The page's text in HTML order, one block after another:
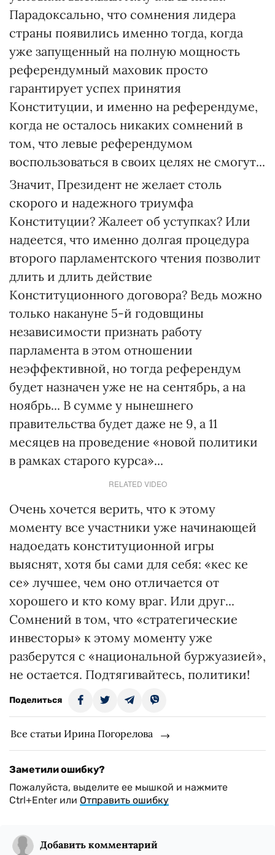
Парадоксально, что сомнения лидера
страны появились именно тогда, когда
уже запущенный на полную мощность
референдумный маховик просто
гарантирует успех принятия
Конституции, и именно на референдуме,
когда не осталось никаких сомнений в
том, что левые референдумом
воспользоваться в своих целях не смогут...
Значит, Президент не желает столь
скорого и надежного триумфа
Конституции? Жалеет об уступках? Или
надеется, что именно долгая процедура
второго парламентского чтения позволит
длить и длить действие
Конституционного договора? Ведь можно
только накануне 5-й годовщины
независимости признать работу
парламента в этом отношении
неэффективной, но тогда референдум
будет назначен уже не на сентябрь, а на
ноябрь... В сумме у нынешнего
правительства будет даже не 9, а 11
месяцев на проведение «новой политики
в рамках старого курса»...
RELATED VIDEO
Очень хочется верить, что к этому
моменту все участники уже начинающей
надоедать конституционной игры
выяснят, хотя бы сами для себя: «кес ке
се» лучшее, чем оно отличается от
хорошего и кто кому враг. Или друг...
Сомнений в том, что «стратегические
инвесторы» к этому моменту уже
разберутся с «национальной буржуазией»,
не остается. Подтягивайтесь, политики!
Поделиться
Все статьи Ирина Погорелова
Заметили ошибку?
Пожалуйста, выделите ее мышкой и нажмите
Ctrl+Enter или Отправить ошибку
Добавить комментарий